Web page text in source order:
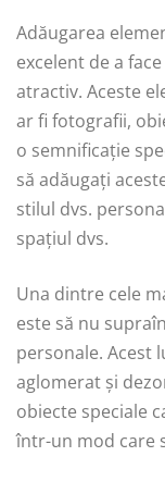
Adăugarea
excelent de a
atractiv. Aceste
ar fi fotografii,
o semnificație
să adăugați
stilul dvs.
spațiul dvs.
Una dintre cele
este să nu
personale. Acest
aglomerat și
obiecte speciale
într-un mod care